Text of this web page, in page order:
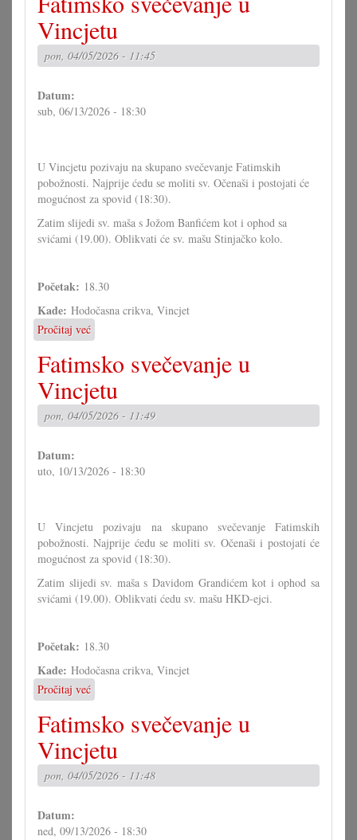
u
Vincjetu
Vincjetu
pon, 04/05/2026 - 11:45
Datum:
sub, 06/13/2026 - 18:30
U Vincjetu pozivaju na skupano svečevanje Fatimskih
pobožnosti. Najprije ćedu se moliti sv. Očenaši i postojati će
mogućnost za spovid (18:30).
Zatim slijedi sv. maša s Jožom Banfićem kot i ophod sa
svićami (19.00). Oblikvati će sv. mašu Stinjačko kolo.
Početak: 18.30
Kade: Hodočasna crikva, Vincjet
Pročitaj već
Fatimsko
svečevanje
u
Vincjetu
Fatimsko svečevanje u
Vincjetu
pon, 04/05/2026 - 11:49
Datum:
uto, 10/13/2026 - 18:30
U Vincjetu pozivaju na skupano svečevanje Fatimskih
pobožnosti. Najprije ćedu se moliti sv. Očenaši i postojati će
mogućnost za spovid (18:30).
Zatim slijedi sv. maša s Davidom Grandićem kot i ophod sa
svićami (19.00). Oblikvati ćedu sv. mašu HKD-ejci.
Početak: 18.30
Kade: Hodočasna crikva, Vincjet
Pročitaj već
Fatimsko
svečevanje
u
Vincjetu
Fatimsko svečevanje u
Vincjetu
pon, 04/05/2026 - 11:48
Datum:
ned, 09/13/2026 - 18:30